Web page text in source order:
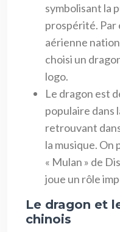
symbolisant la
prospérité. Par
aérienne
choisi un
logo.
Le dragon est
populaire dans
retrouvant
la musique. On
« Mulan » de
joue un rôle
Le dragon et
chinois